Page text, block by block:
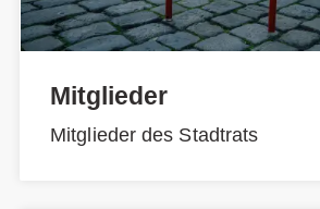
Mitglieder
Mitglieder des Stadtrats